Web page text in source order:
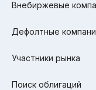
Внебиржевые
Дефолтные
Участники рынка
Поиск облигаций